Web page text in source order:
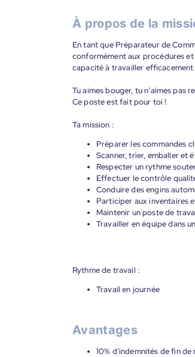
À propos de la
En tant que Préparateur de
conformément aux procédures
capacité à travailler efficacement
Tu aimes bouger, tu n’aimes pas
Ce poste est fait pour toi !
Ta mission :
Préparer les commandes
Scanner, trier, emballer et
Respecter un rythme
Effectuer le contrôle
Conduire des engins
Participer aux inventaires
Maintenir un poste de
Travailler en équipe dans
Rythme de travail :
Travail en journée
Avantages
10% d’indemnités de fin